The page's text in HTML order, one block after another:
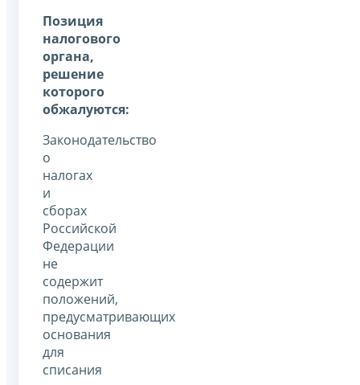
Позиция
налогового
органа,
решение
которого
обжалуются:
Законодательство
о
налогах
и
сборах
Российской
Федерации
не
содержит
положений,
предусматривающих
основания
для
списания